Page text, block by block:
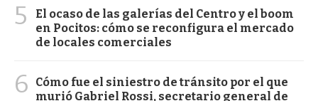
5
El ocaso de las galerías del Centro y el boom
en Pocitos: cómo se reconfigura el mercado
de locales comerciales
6
Cómo fue el siniestro de tránsito por el que
murió Gabriel Rossi, secretario general de